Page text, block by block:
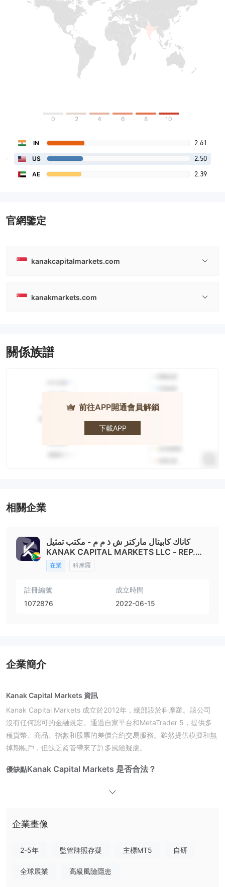
0 2 4 6 8 10
IN 2.61
US 2.50
AE 2.39
官網鑒定
kanakcapitalmarkets.com
kanakmarkets.com
關係族譜
前往APP開通會員解鎖
下載APP
KANAK
MARKETS
相關企業
كاناك كابيتال ماركتز ش ذ م م - مكتب تمثيل
KANAK CAPITAL MARKETS LLC - REP.
OFFICE
在業 科摩羅
註冊編號
1072876
成立時間
2022-06-15
企業簡介
Kanak Capital Markets 資訊
Kanak Capital Markets 成立於2012年，總部設於科摩羅。該公司
沒有任何認可的金融規定。通過自家平台和MetaTrader 5，提供多
種貨幣、商品、指數和股票的差價合約交易服務。雖然提供模擬和無
掉期帳戶，但缺乏監管帶來了許多風險疑慮。
優缺點Kanak Capital Markets 是否合法？
摩羅註冊，但該地區沒有認可的金融監管機構監督外匯或經紀服務。
冊，最後更新於2022年10月4日，到期日為2027年1月25日。目前
我可以在 Kanak Capital Markets 上交易什麼？
Kanak Capital Markets 提供跨多個資產類別的差價合約交易，包括
企業畫像
2-5年 監管牌照存疑 主標MT5 自研
全球展業 高級風險隱患